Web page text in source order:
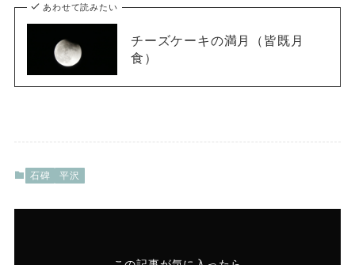
あわせて読みたい
チーズケーキの満月（皆既月
食）
石碑 平沢